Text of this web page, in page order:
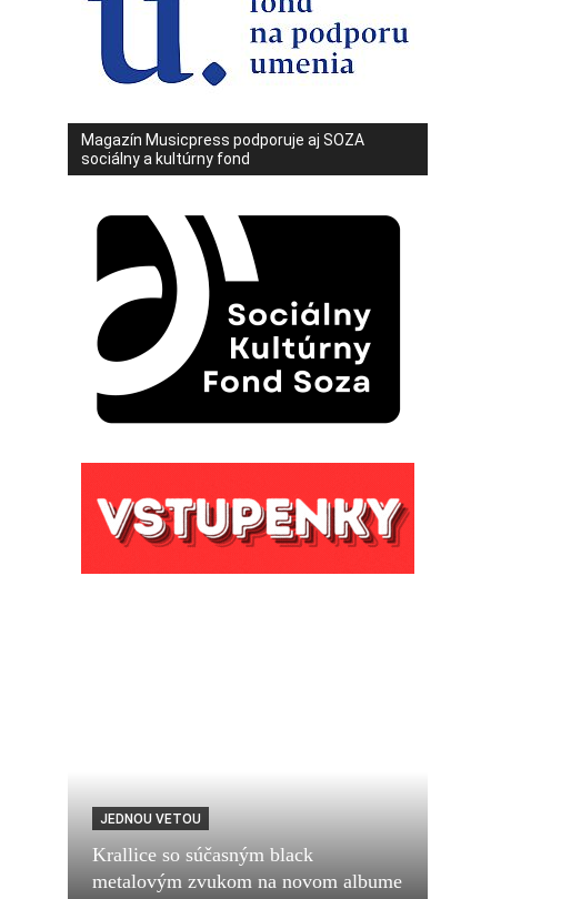
Magazín Musicpress podporuje aj SOZA
sociálny a kultúrny fond
JEDNOU VETOU
Krallice so súčasným black
metalovým zvukom na novom albume